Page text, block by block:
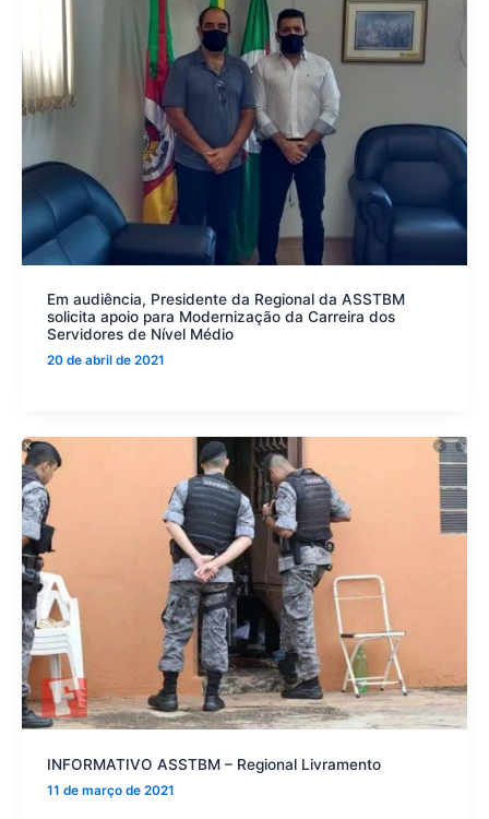
Em audiência, Presidente da Regional da ASSTBM
solicita apoio para Modernização da Carreira dos
Servidores de Nível Médio
20 de abril de 2021
INFORMATIVO ASSTBM – Regional Livramento
11 de março de 2021